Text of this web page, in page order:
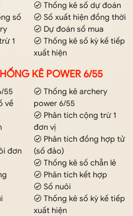
số
1
Thống kê số dự đoán
Số xuất hiện đồng thời
Dự đoán số mua
Thống kê số kỳ kế tiếp
xuất hiện
KÊ POWER 6/55
55
về
đơn
Thống kê archery
power 6/55
Phân tích cộng trừ 1
đơn vị
Phân tích đồng hợp tử
(số đảo)
Thống kê số chẵn lẻ
Phân tích kết hợp
Số nuôi
Thống kê số kỳ kế tiếp
xuất hiện